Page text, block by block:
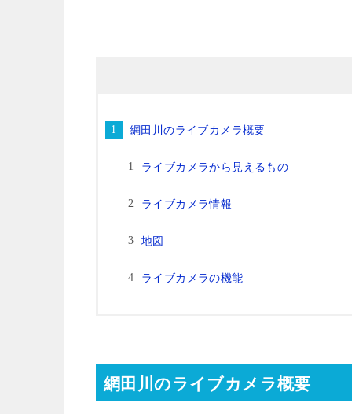
網田川のライブカメラ概要
ライブカメラから見えるもの
ライブカメラ情報
地図
ライブカメラの機能
網田川のライブカメラ概要